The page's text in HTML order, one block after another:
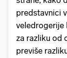
predstavnici
veledrogerije
za razliku od
previše